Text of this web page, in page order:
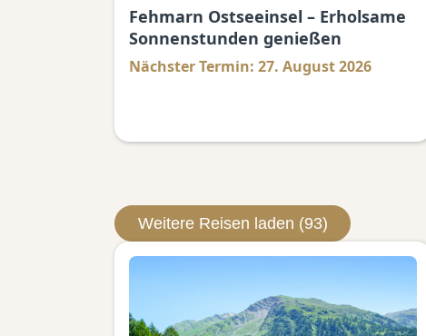
Fehmarn Ostseeinsel – Erholsame
Sonnenstunden genießen
Nächster Termin: 27. August 2026
Weitere Reisen laden (93)